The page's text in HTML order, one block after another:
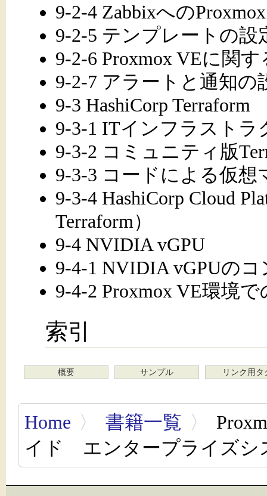
9-2-4 Zabbixへの
9-2-5 テンプレートの設
9-2-6 Proxmox VEに関
9-2-7 アラートと通知の
9-3 HashiCorp Terraform
9-3-1 ITインフラストラ
9-3-2 コミュニティ版
9-3-3 コードによる仮
9-3-4 HashiCorp Cloud
Terraform）
9-4 NVIDIA vGPU
9-4-1 NVIDIA vGPUの
9-4-2 Proxmox VE環境
索引
概要 サンプル リンク用タ
Home 〉 書籍一覧 〉
イド エンタープライズシ